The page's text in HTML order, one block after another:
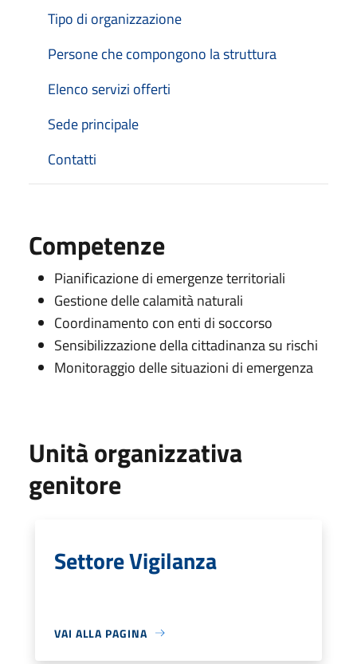
Tipo di organizzazione
Persone che compongono la struttura
Elenco servizi offerti
Sede principale
Contatti
Competenze
Pianificazione di emergenze territoriali
Gestione delle calamità naturali
Coordinamento con enti di soccorso
Sensibilizzazione della cittadinanza su rischi
Monitoraggio delle situazioni di emergenza
Unità organizzativa
genitore
Settore Vigilanza
VAI ALLA PAGINA